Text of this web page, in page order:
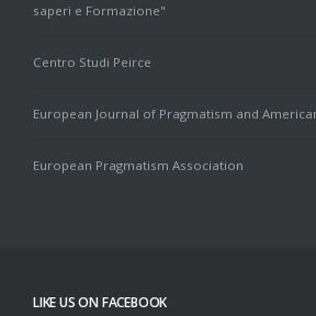
saperi e Formazione"
Centro Studi Peirce
European Journal of Pragmatism and
European Pragmatism Association
LIKE US ON FACEBOOK